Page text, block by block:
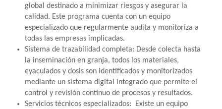
global destinado a minimizar riesgos y asegurar la
calidad. Este programa cuenta con un equipo
especializado que regularmente audita y monitoriza a
todas las empresas implicadas.
Sistema de trazabilidad completa: Desde colecta hasta
la inseminación en granja, todos los materiales,
eyaculados y dosis son identificados y monitorizados
mediante un sistema digital integrado que permite el
control y revisión continuo de procesos y resultados.
Servicios técnicos especializados: Existe un equipo